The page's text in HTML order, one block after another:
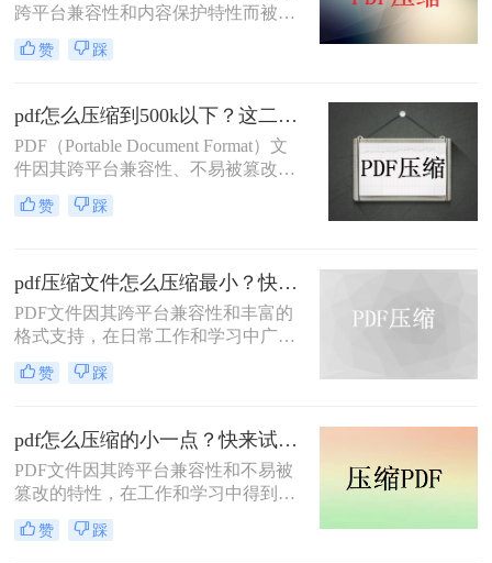
跨平台兼容性和内容保护特性而被广
泛使用。然而，当 PDF 文件中包含大
量高分辨率图片、内嵌字体或复杂图
不仅占用存储空间，还经常因超过邮
箱附件限制或上传耗时过长而影响办
公效率。那么PDF 文档怎么压缩小一
点呢？本文从压缩效果、操作难度、
处理速度、隐私安全四个维度，对比
五种主流压缩方案，帮助您根据实际
赞 踩
pdf怎么压缩到500k以下？这二种压缩方法你可以轻松学会！
PDF（Portable Document Format）文
件因其跨平台兼容性、不易被篡改的
特性以及保持文档格式一致性的能
力，在日常办公和文件分享中得到了
上传、发送或存储。那么pdf怎么压缩
到500k以下呢？本文将介绍两种将
PDF文件压缩到500K以下的方法。
赞 踩
pdf压缩文件怎么压缩最小？快来试着使用这三种压缩方法！
PDF文件因其跨平台兼容性和丰富的
格式支持，在日常工作和学习中广泛
应用。然而，有时我们需要将PDF文
件压缩到最小，以便更高效地存储和
呢？本文将介绍三种实用的PDF压缩
方法。
赞 踩
pdf怎么压缩的小一点？快来试试这4种压缩方法！
PDF文件因其跨平台兼容性和不易被
篡改的特性，在工作和学习中得到了
广泛应用。然而，PDF文件有时体积
过大，不便于存储和传输。那么pdf怎
赞 踩